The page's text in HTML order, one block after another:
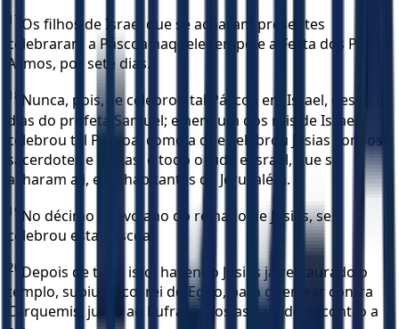
17 Os filhos de Israel que se acharam presentes
celebraram a Páscoa naquele tempo e a Festa dos Pães
Asmos, por sete dias.
18 Nunca, pois, se celebrou tal Páscoa em Israel, desde os
dias do profeta Samuel; e nenhum dos reis de Israel
celebrou tal Páscoa, como a que celebrou Josias com os
sacerdotes e levitas, e todo o Judá e Israel, que se
acharam ali, e os habitantes de Jerusalém.
19 No décimo oitavo ano do reinado de Josias, se
celebrou esta Páscoa.
20 Depois de tudo isto, havendo Josias já restaurado o
templo, subiu Neco, rei do Egito, para guerrear contra
Carquemis, junto ao Eufrates. Josias saiu de encontro a